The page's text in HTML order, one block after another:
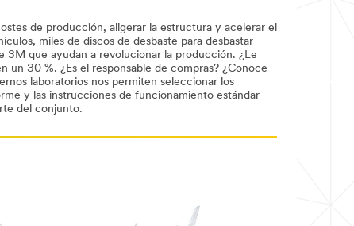
de producción, aligerar la estructura y acelerar el
miles de discos de desbaste para desbastar
3M que ayudan a revolucionar la producción. ¿Le
un 30 %. ¿Es el responsable de compras? ¿Conoce
laboratorios nos permiten seleccionar los
y las instrucciones de funcionamiento estándar
del conjunto.